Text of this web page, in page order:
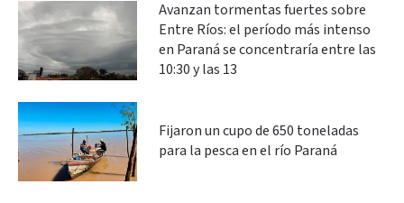
Avanzan tormentas fuertes sobre
Entre Ríos: el período más intenso
en Paraná se concentraría entre las
10:30 y las 13
Fijaron un cupo de 650 toneladas
para la pesca en el río Paraná